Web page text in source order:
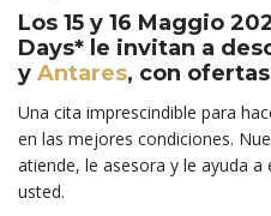
Los 15 y 16 Maggio
Days* le invitan a
y Antares, con
Una cita imprescindible para
en las mejores condiciones.
atiende, le asesora y le ayuda
usted.